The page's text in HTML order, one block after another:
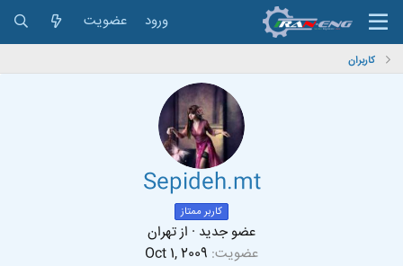
ورود عضویت
کاربران
Sepideh.mt
کاربر ممتاز
عضو جدید · ازتهران
عضویت Oct 1, 2009